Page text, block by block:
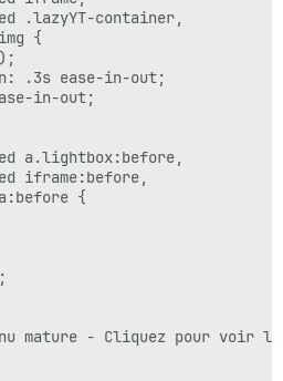
.3s ease-in-out;
in-out;
mature - Cliquez pour voir